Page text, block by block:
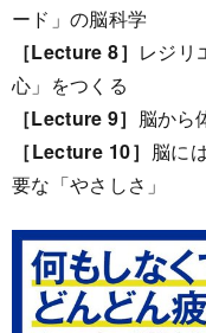
ード」の脳科学
［Lecture 8］ レジリ
心」をつくる
［Lecture 9］ 脳から
［Lecture 10］ 脳に
要な「やさしさ」